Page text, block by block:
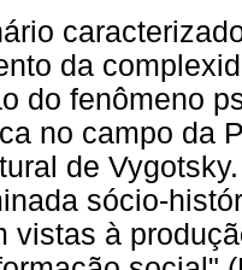
da
do fenômeno
no campo da
de
sócio-
vistas à